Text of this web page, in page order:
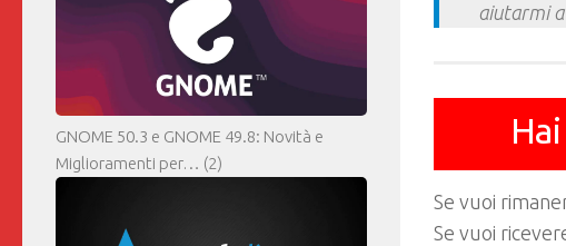
aiutarmi
Se vuoi
Se vuoi
GNOME 50.3 e GNOME 49.8: Novità e
Miglioramenti per… (2)